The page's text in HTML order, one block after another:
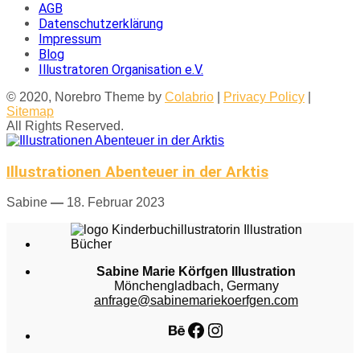
AGB
Datenschutzerklärung
Impressum
Blog
Illustratoren Organisation e.V.
© 2020, Norebro Theme by Colabrio Privacy Policy
Sitemap
All Rights Reserved.
Illustrationen Abenteuer in der Arktis
Sabine — 18. Februar 2023
Sabine Marie Körfgen Illustration
Mönchengladbach, Germany
anfrage@sabinemariekoerfgen.com
Behance
Facebook
Instagram